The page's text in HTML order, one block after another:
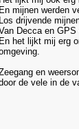
En mijnen werden
Los drijvende
Decca en GPS
En het lijkt mij erg
en
de vele in de